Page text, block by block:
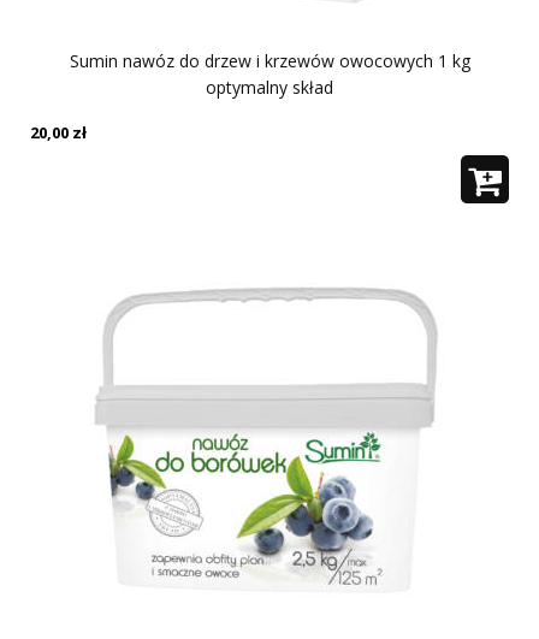
Sumin nawóz do drzew i krzewów owocowych 1 kg
optymalny skład
20,00 zł